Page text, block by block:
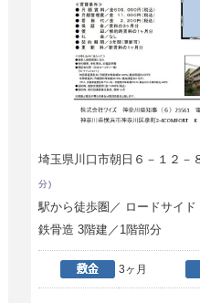
埼玉県川口市朝日６－１２－
分)
駅から徒歩圏／ ロードサイ
鉄骨造 3階建／1階部分
3ヶ月